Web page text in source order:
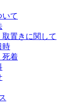
いて
置きに関して
時
死着